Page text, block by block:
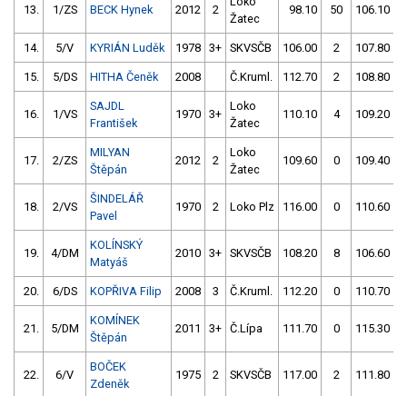
13. 1/ZS BECK Hynek 2012 2
Žatec
98.10 50 106.10
14. 5/V KYRIÁN Luděk 1978 3+ SKVSČB 106.00 2 107.80
15. 5/DS HITHA Čeněk 2008 Č.Kruml. 112.70 2 108.80
16. 1/VS
SAJDL
František
1970 3+
Loko
Žatec
110.10 4 109.20
17. 2/ZS
MILYAN
Štěpán
2012 2
Loko
Žatec
109.60 0 109.40
18. 2/VS
ŠINDELÁŘ
Pavel
1970 2 Loko Plz 116.00 0 110.60
19. 4/DM
KOLÍNSKÝ
Matyáš
2010 3+ SKVSČB 108.20 8 106.60
20. 6/DS KOPŘIVA Filip 2008 3 Č.Kruml. 112.20 0 110.70
21. 5/DM
KOMÍNEK
Štěpán
2011 3+ Č.Lípa 111.70 0 115.30
22. 6/V
BOČEK
Zdeněk
1975 2 SKVSČB 117.00 2 111.80